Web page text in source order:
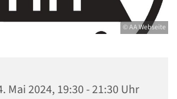
© AA Webseite
Mai 2024, 19:30 - 21:30 Uhr